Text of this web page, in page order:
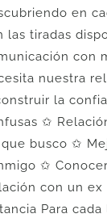
en
las tiradas
con
nuestra
la
✩
busco ✩
✩
con un
Para